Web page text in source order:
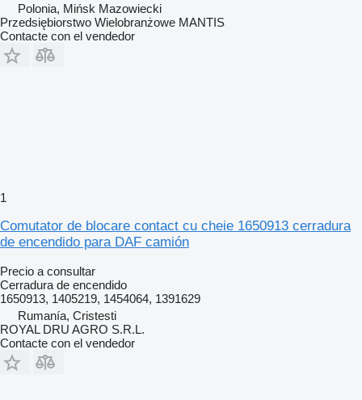
Polonia, Mińsk Mazowiecki
Przedsiębiorstwo Wielobranżowe MANTIS
Contacte con el vendedor
1
Comutator de blocare contact cu cheie 1650913 cerradura
de encendido para DAF camión
Precio a consultar
Cerradura de encendido
1650913, 1405219, 1454064, 1391629
Rumanía, Cristesti
ROYAL DRU AGRO S.R.L.
Contacte con el vendedor